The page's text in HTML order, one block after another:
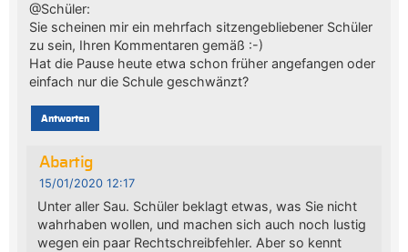
@Schüler:
Sie scheinen mir ein mehrfach sitzengebliebener Schüler
zu sein, Ihren Kommentaren gemäß :-)
Hat die Pause heute etwa schon früher angefangen oder
einfach nur die Schule geschwänzt?
Antworten
Abartig
15/01/2020 12:17
Unter aller Sau. Schüler beklagt etwas, was Sie nicht
wahrhaben wollen, und machen sich auch noch lustig
wegen ein paar Rechtschreibfehler. Aber so kennt